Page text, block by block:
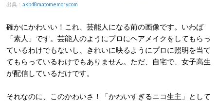
出典： akb48matomemory.com
確かにかわいい！これ、芸能人になる前の画像です。いわば
「素人」です。芸能人のようにプロにヘアメイクをしてもらっ
ているわけでもないし、きれいに映るようにプロに照明を当て
てもらっているわけでもありません。ただ、自宅で、女子高生
が配信しているだけです。
それなのに、このかわいさ！「かわいすぎるニコ生主」として